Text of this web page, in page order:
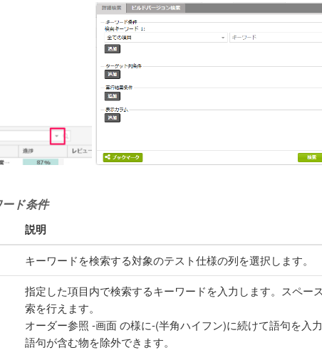
ド条件
説明
キーワードを検索する対象のテスト仕様の列を選択します。
指定した項目内で検索するキーワードを入力します。スペー
索を行えます。
オーダー参照 -画面 の様に-(半角ハイフン)に続けて語句を入
語句が含む物を除外できます。